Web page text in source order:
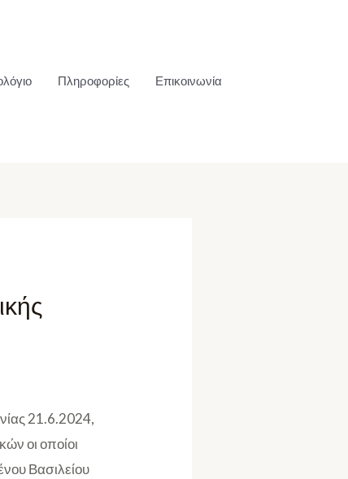
Πληροφορίες Επικοινωνία
21.6.2024,
οι οποίοι
Βασιλείου